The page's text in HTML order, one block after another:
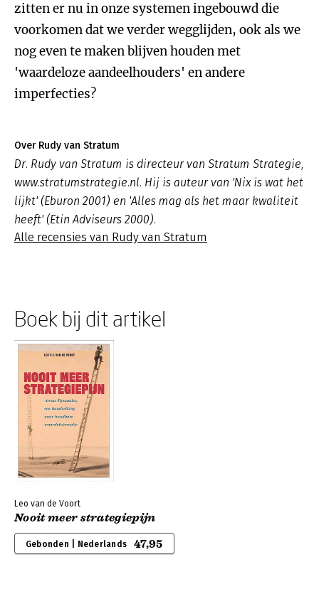
zitten er nu in onze systemen ingebouwd die
voorkomen dat we verder wegglijden, ook als we
nog even te maken blijven houden met
'waardeloze aandeelhouders' en andere
imperfecties?
Over Rudy van Stratum
Dr. Rudy van Stratum is directeur van Stratum Strategie,
www.stratumstrategie.nl. Hij is auteur van 'Nix is wat het
lijkt' (Eburon 2001) en 'Alles mag als het maar kwaliteit
heeft' (Etin Adviseurs 2000).
Alle recensies van Rudy van Stratum
Boek bij dit artikel
Leo van de Voort
Nooit meer strategiepijn
Gebonden | Nederlands 47,95